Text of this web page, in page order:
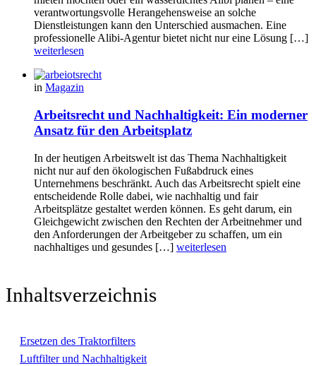
verantwortungsvolle Herangehensweise an solche
Dienstleistungen kann den Unterschied ausmachen. Eine
professionelle Alibi-Agentur bietet nicht nur eine Lösung […]
weiterlesen
in Magazin
Arbeitsrecht und Nachhaltigkeit: Ein moderner
Ansatz für den Arbeitsplatz
In der heutigen Arbeitswelt ist das Thema Nachhaltigkeit
nicht nur auf den ökologischen Fußabdruck eines
Unternehmens beschränkt. Auch das Arbeitsrecht spielt eine
entscheidende Rolle dabei, wie nachhaltig und fair
Arbeitsplätze gestaltet werden können. Es geht darum, ein
Gleichgewicht zwischen den Rechten der Arbeitnehmer und
den Anforderungen der Arbeitgeber zu schaffen, um ein
nachhaltiges und gesundes […] weiterlesen
Inhaltsverzeichnis
Ersetzen des Traktorfilters
Luftfilter und Nachhaltigkeit